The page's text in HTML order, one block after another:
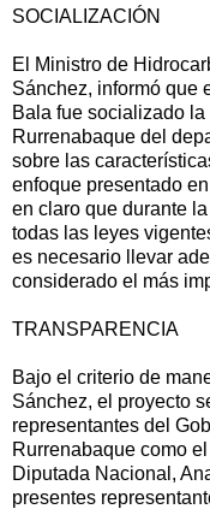
SOCIALIZACIÓN
El Ministro de
Sánchez, informó que
Bala fue socializado
Rurrenabaque del
sobre las
enfoque presentado
en claro que durante
todas las leyes
es necesario llevar
considerado el más
TRANSPARENCIA
Bajo el criterio de
Sánchez, el proyecto
representantes del
Rurrenabaque como
Diputada Nacional,
presentes